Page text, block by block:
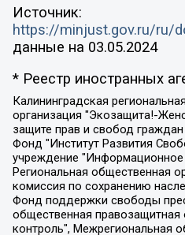
Источник:
https://minjust.gov.ru/ru/
данные на 03.05.2024
* Реестр иностранных
Калининградская региональная общественная организация "Экозащита!-Женсовет", Фонд содействия защите прав и свобод граждан "Общественный вердикт", Фонд "Институт Развития Свободы Информации", Частное учреждение "Информационное агентство МЕМО. РУ", Региональная общественная организация "Общественная комиссия по сохранению наследия академика Сахарова", Фонд поддержки свободы прессы, Санкт-Петербургская общественная правозащитная организация "Гражданский контроль", Межрегиональная общественная организация "Информационно-просветительский центр "Мемориал", Региональный Фонд "Центр Защиты Прав Средств Массовой Информации", с 05.12.2023 Фонд "Центр Защиты Прав Средств массовой информации", Региональная общественная благотворительная организация помощи беженцам и мигрантам "Гражданское содействие", Негосударственное образовательное учреждение дополнительного профессионального образования (повышение квалификации) специалистов "АКАДЕМИЯ ПО ПРАВАМ ЧЕЛОВЕКА", Свердловская региональная общественная организация "Сутяжник", Автономная некоммерческая организация "Центр независимых социологических исследований", Союз общественных объединений "Российский исследовательский центр по правам человека", Региональное общественное учреждение научно-информационный центр "МЕМОРИАЛ", Некоммерческая организация "Фонд защиты гласности", Автономная некоммерческая организация "Институт прав человека", Городская общественная организация "Екатеринбургское общество "МЕМОРИАЛ", Городская общественная организация "Рязанское историко-просветительское и правозащитное общество "Мемориал" (Рязанский Мемориал), Челябинский региональный орган общественной самодеятельности – женское общественное объединение "Женщины Евразии", Челябинский региональный орган общественной самодеятельности "Уральская правозащитная группа", Фонд содействия защите здоровья и социальной справедливости имени Андрея Рылькова, Автономная Некоммерческая Организация "Аналитический Центр Юрия Левады", Автономная некоммерческая организация социальной поддержки населения "Проект Апрель", Региональная общественная организация помощи женщинам и детям, находящимся в кризисной ситуации "Информационно-методический центр "Анна", Фонд содействия развитию массовых коммуникаций и правовому просвещению "Так-так-Так", Фонд содействия устойчивому развитию "Серебряная тайга", Свердловский региональный общественный фонд социальных проектов "Новое время", "Idel.Реалии", Кавказ.Реалии, Крым.Реалии, Телеканал Настоящее Время, Татаро-башкирская служба Радио Свобода (Azatliq Radiosi), Радио Свободная Европа/Радио Свобода (PCE/PC), "Сибирь.Реалии", "Фактограф", Благотворительный фонд помощи осужденным и их семьям, Автономная некоммерческая организация "Институт глобализации и социальных движений", Фонд "В защиту прав заключенных", Частное учреждение "Центр поддержки и содействия развитию средств массовой информации", Пензенский региональный общественный благотворительный фонд "Гражданский союз", "Север.Реалии", Некоммерческая организация Фонд "Правовая инициатива", Общество с ограниченной ответственностью "Радио Свободная Европа/Радио Свобода", Чешское информационное агентство "MEDIUM-ORIENT", Красноярская региональная общественная организация "Мы против СПИДа", Камалягин Денис Николаевич, Маркелов Сергей Евгеньевич, Пономарев Лев Александрович, Савицкая Людмила Алексеевна, Автономная некоммерческая организация "Центр по работе с проблемой насилия "НАСИЛИЮ.НЕТ", Межрегиональный профессиональный союз работников здравоохранения "Альянс врачей", Юридическое лицо, зарегистрированное в Латвийской Республике, SIA "Medusa Project" (регистрационный номер 40103797863, дата регистрации 10.06.2014), Некоммерческая организация "Фонд по борьбе с коррупцией", Автономная некоммерческая организация "Институт права и публичной политики", Баданин Роман Сергеевич, Гликин Максим Александрович, Железнова Мария Михайловна, Лукьянова Юлия Сергеевна, Маетная Елизавета Витальевна, Маняхин Петр Борисович, Чуракова Ольга Владимировна, Ярош Юлия Петровна, Юридическое лицо "The Insider SIA", зарегистрированное в Риге, Латвийская Республика (дата регистрации 26.06.2015), являющееся администратором доменного имени интернет-издания "The Insider SIA", https://theins.ru, Постернак Алексей Евгеньевич, Рубин Михаил Аркадьевич, Анин Роман Александрович, Юридическое лицо Istories fonds, зарегистрированное в Латвийской Республике (регистрационный номер 50008295751, дата регистрации 24.02.2020), Великовский Дмитрий Александрович, Долинина Ирина Николаевна, Мароховская Алеся Алексеевна, Шлейнов Роман Юрьевич, Шмагун Олеся Валентиновна, Общество с ограниченной ответственностью "Альтаир 2021", Общество с ограниченной ответственностью "Вега 2021", Общество с ограниченной ответственностью "Главный редактор 2021", Общество с ограниченной ответственностью "Ромашки монолит", Важенков Артем Валерьевич, Ивановская областная общественная организация "Центр гендерных исследований", Гурман Юрий Альбертович, Медиапроект "ОВД-Инфо", Егоров Владимир Владимирович, Жилинский Владимир Александрович, Общество с ограниченной ответственностью "ЗП", Иванова София Юрьевна, Карезина Инна Павловна, Кильтау Екатерина Викторовна, Петров Алексей Викторович, Пискунов Сергей Евгеньевич, Смирнов Сергей Сергеевич, Тихонов Михаил Сергеевич, Общество с ограниченной ответственностью "ЖУРНАЛИСТ-ИНОСТРАННЫЙ АГЕНТ", Арапова Галина Юрьевна, Вольтская Татьяна Анатольевна, Американская компания "Mason G.E.S. Anonymous Foundation" (США), являющаяся владельцем интернет-издания https://mnews.world/, Компания "Stichting Bellingcat", зарегистрированная в Нидерландах (дата регистрации 11.07.2018), Захаров Андрей Вячеславович, Клепиковская Екатерина Дмитриевна, Общество с ограниченной ответственностью "МЕМО", Перл Роман Александрович, Симонов Евгений Алексеевич, Соловьева Елена Анатольевна, Сотников Даниил Владимирович, Сурначева Елизавета Дмитриевна, Автономная некоммерческая организация по защите прав человека и информированию населения "Якутия – Наше Мнение", Общество с ограниченной ответственностью "Москоу диджитал медиа", с 26.01.2023 Общество с ограниченной ответственностью "Чайка Белые сады", Ветошкина Валерия Валерьевна, Заговора Максим Александрович, Межрегиональное общественное движение "Российская ЛГБТ - сеть", Оленичев Максим Владимирович, Павлов Иван Юрьевич, Скворцова Елена Сергеевна, Общество с ограниченной ответственностью "Как бы инагент", Кочетков Игорь Викторович, Общество с ограниченной ответственностью "Честные выборы", Еланчик Олег Александрович, Общество с ограниченной ответственностью "Нобелевский призыв",